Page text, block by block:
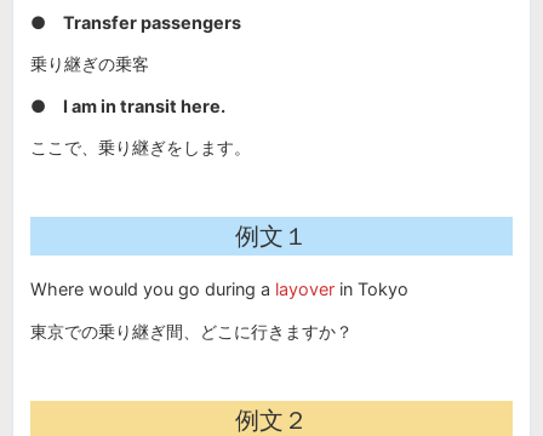
● Transfer passengers
乗り継ぎの乗客
● I am in transit here.
ここで、乗り継ぎをします。
例文１
Where would you go during a layover in Tokyo
東京での乗り継ぎ間、どこに行きますか？
例文２